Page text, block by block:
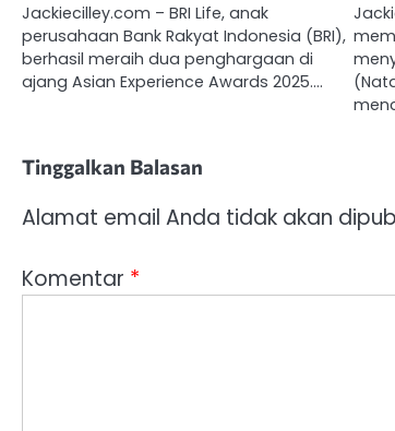
Jackiecilley.com – BRI Life, anak
perusahaan Bank Rakyat Indonesia (BRI),
berhasil meraih dua penghargaan di
ajang Asian Experience Awards 2025.…
Tinggalkan Balasan
Alamat email Anda tidak akan
Komentar *